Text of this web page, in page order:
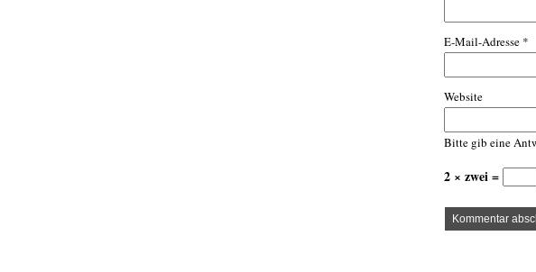
E-Mail-Adresse *
Website
Bitte gib eine
2 × zwei =